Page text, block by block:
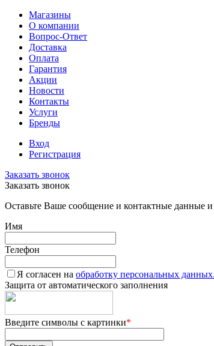
Магазины
О компании
Вопрос-Ответ
Доставка
Оплата
Гарантия
Акции
Новости
Контакты
Услуги
Бренды
Вход
Регистрация
Заказать звонок
Заказать звонок
Оставьте Ваше сообщение и контактные данные
Имя
Телефон
Я согласен на обработку персональных данных.
Защита от автоматического заполнения
Введите символы с картинки*